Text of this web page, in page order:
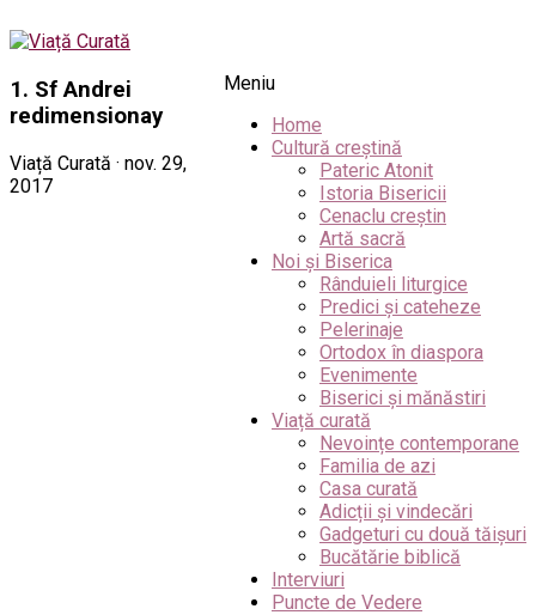
Meniu
Home
Cultură creștină
Pateric Atonit
Istoria Bisericii
Cenaclu creștin
Artă sacră
Noi și Biserica
Rânduieli liturgice
Predici și cateheze
Pelerinaje
Ortodox în diaspora
Evenimente
Biserici și mănăstiri
Viață curată
Nevoințe contemporane
Familia de azi
Casa curată
Adicții și vindecări
Gadgeturi cu două tăișuri
Bucătărie biblică
Interviuri
Puncte de Vedere
1. Sf Andrei
redimensionay
Viață Curată · nov. 29,
2017